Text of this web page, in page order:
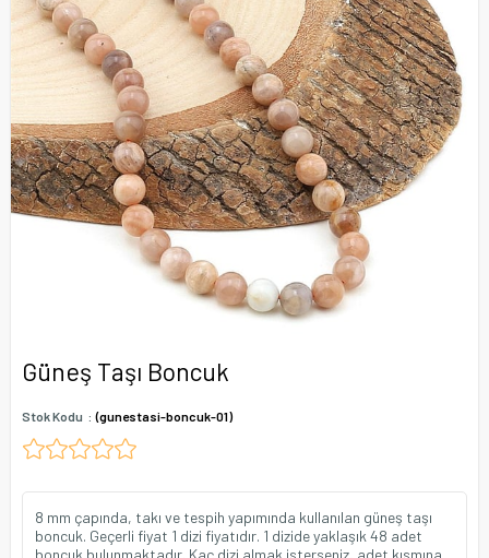
Güneş Taşı Boncuk
Stok Kodu (gunestasi-boncuk-01)
8 mm çapında, takı ve tespih yapımında kullanılan güneş taşı
boncuk. Geçerli fiyat 1 dizi fiyatıdır. 1 dizide yaklaşık 48 adet
boncuk bulunmaktadır. Kaç dizi almak isterseniz, adet kısmına